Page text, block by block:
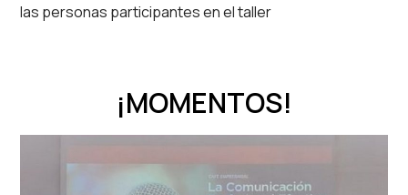
las personas participantes en el taller
¡MOMENTOS!